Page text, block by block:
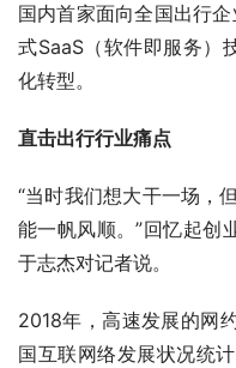
国内首家面向全国出行
式SaaS（软件即服务）
化转型。
直击出行行业痛点
“当时我们想大干一场，
能一帆风顺。”回忆起创
于志杰对记者说。
2018年，高速发展的网
国互联网络发展状况统